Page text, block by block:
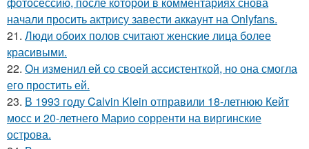
начали просить актрису завести аккаунт на Onlyfans.
21. Люди обоих полов считают женские лица более
красивыми.
22. Он изменил ей со своей ассистенткой, но она смогла
его простить ей.
23. В 1993 году Calvin Klein отправили 18-летнюю Кейт
мосс и 20-летнего Марио сорренти на виргинские
острова.